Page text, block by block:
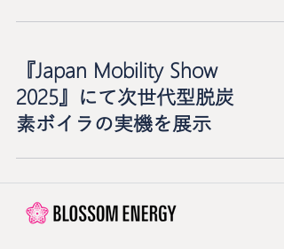
『Japan Mobility Show
2025』にて次世代型脱炭
素ボイラの実機を展示